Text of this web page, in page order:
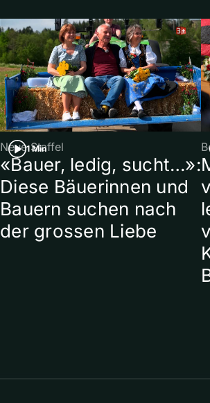
1 Min
Neue Staffel
«Bauer, ledig, sucht…»:
Diese Bäuerinnen und
Bauern suchen nach
der grossen Liebe